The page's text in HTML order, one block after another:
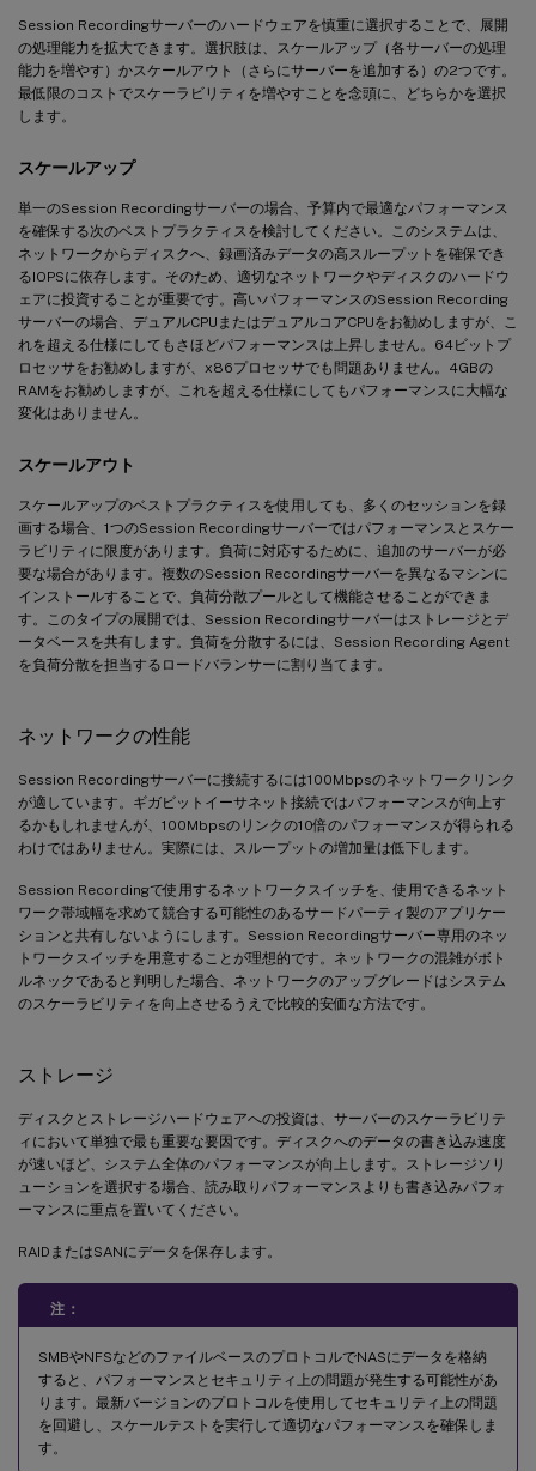
Session Recordingサーバーのハードウェアを慎重に選択することで、展開
の処理能力を拡大できます。選択肢は、スケールアップ（各サーバーの処理
能力を増やす）かスケールアウト（さらにサーバーを追加する）の2つです。
最低限のコストでスケーラビリティを増やすことを念頭に、どちらかを選択
します。
スケールアップ
単一のSession Recordingサーバーの場合、予算内で最適なパフォーマンス
を確保する次のベストプラクティスを検討してください。このシステムは、
ネットワークからディスクへ、録画済みデータの高スループットを確保でき
るIOPSに依存します。そのため、適切なネットワークやディスクのハードウ
ェアに投資することが重要です。高いパフォーマンスのSession Recording
サーバーの場合、デュアルCPUまたはデュアルコアCPUをお勧めしますが、こ
れを超える仕様にしてもさほどパフォーマンスは上昇しません。64ビットプ
ロセッサをお勧めしますが、x86プロセッサでも問題ありません。4GBの
RAMをお勧めしますが、これを超える仕様にしてもパフォーマンスに大幅な
変化はありません。
スケールアウト
スケールアップのベストプラクティスを使用しても、多くのセッションを録
画する場合、1つのSession Recordingサーバーではパフォーマンスとスケー
ラビリティに限度があります。負荷に対応するために、追加のサーバーが必
要な場合があります。複数のSession Recordingサーバーを異なるマシンに
インストールすることで、負荷分散プールとして機能させることができま
す。このタイプの展開では、Session Recordingサーバーはストレージとデ
ータベースを共有します。負荷を分散するには、Session Recording Agent
を負荷分散を担当するロードバランサーに割り当てます。
ネットワークの性能
Session Recordingサーバーに接続するには100Mbpsのネットワークリンク
が適しています。ギガビットイーサネット接続ではパフォーマンスが向上す
るかもしれませんが、100Mbpsのリンクの10倍のパフォーマンスが得られる
わけではありません。実際には、スループットの増加量は低下します。
Session Recordingで使用するネットワークスイッチを、使用できるネット
ワーク帯域幅を求めて競合する可能性のあるサードパーティ製のアプリケー
ションと共有しないようにします。Session Recordingサーバー専用のネッ
トワークスイッチを用意することが理想的です。ネットワークの混雑がボト
ルネックであると判明した場合、ネットワークのアップグレードはシステム
のスケーラビリティを向上させるうえで比較的安価な方法です。
ストレージ
ディスクとストレージハードウェアへの投資は、サーバーのスケーラビリテ
ィにおいて単独で最も重要な要因です。ディスクへのデータの書き込み速度
が速いほど、システム全体のパフォーマンスが向上します。ストレージソリ
ューションを選択する場合、読み取りパフォーマンスよりも書き込みパフォ
ーマンスに重点を置いてください。
RAIDまたはSANにデータを保存します。
注：
SMBやNFSなどのファイルベースのプロトコルでNASにデータを格納
すると、パフォーマンスとセキュリティ上の問題が発生する可能性があ
ります。最新バージョンのプロトコルを使用してセキュリティ上の問題
を回避し、スケールテストを実行して適切なパフォーマンスを確保しま
す。